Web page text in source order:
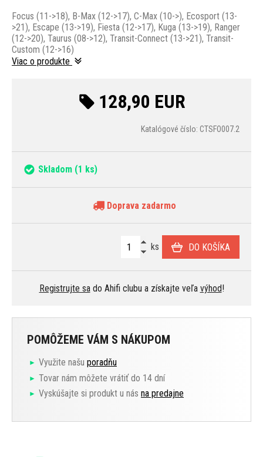
Focus (11->18), B-Max (12->17), ​​​​​​​C-Max (10->), Ecosport (13-
>21), Escape (13->19), Fiesta (12->17), Kuga (13->19), Ranger
(12->20), Taurus (08->12), Transit-Connect (13->21), Transit-
Custom (12->16)
Viac o produkte
128,90 EUR
Katalógové číslo: CTSFO007.2
Skladom (1 ks)
Doprava zadarmo
ks DO KOŠÍKA
Registrujte sado Ahifi clubu a získajte veľa výhod!
POMÔŽEME VÁM S NÁKUPOM
Využite našu poradňu
Tovar nám môžete vrátiť do 14 dní
Vyskúšajte si produkt u nás na predajne